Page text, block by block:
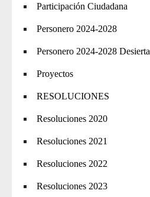
Participación Ciudadana
Personero 2024-2028
Personero 2024-2028 Desierta
Proyectos
RESOLUCIONES
Resoluciones 2020
Resoluciones 2021
Resoluciones 2022
Resoluciones 2023